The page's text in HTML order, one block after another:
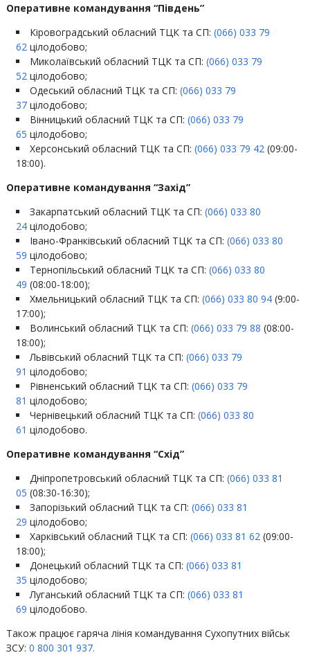
Оперативне командування “Південь”
Кіровоградський обласний ТЦК та СП: (066) 033 79
62цілодобово;
Миколаївський обласний ТЦК та СП: (066) 033 79
52цілодобово;
Одеський обласний ТЦК та СП: (066) 033 79
37цілодобово;
Вінницький обласний ТЦК та СП: (066) 033 79
65 цілодобово;
Херсонський обласний ТЦК та СП: (066) 033 79 42(09:00-
18:00).
Оперативне командування “Захід”
Закарпатський обласний ТЦК та СП: (066) 033 80
24цілодобово;
Івано-Франківський обласний ТЦК та СП: (066) 033 80
59 цілодобово;
Тернопільський обласний ТЦК та СП: (066) 033 80
49 (08:00-18:00);
Хмельницький обласний ТЦК та СП: (066) 033 80 94(9:00-
17:00);
Волинський обласний ТЦК та СП: (066) 033 79 88 (08:00-
18:00);
Львівський обласний ТЦК та СП: (066) 033 79
91 цілодобово;
Рівненський обласний ТЦК та СП: (066) 033 79
81 цілодобово;
Чернівецький обласний ТЦК та СП: (066) 033 80
61 цілодобово.
Оперативне командування “Схід”
Дніпропетровський обласний ТЦК та СП: (066) 033 81
05 (08:30-16:30);
Запорізький обласний ТЦК та СП: (066) 033 81
29 цілодобово;
Харківський обласний ТЦК та СП: (066) 033 81 62(09:00-
18:00);
Донецький обласний ТЦК та СП: (066) 033 81
35 цілодобово;
Луганський обласний ТЦК та СП: (066) 033 81
69 цілодобово.
Також працює гаряча лінія командування Сухопутних військ
ЗСУ: 0 800 301 937.